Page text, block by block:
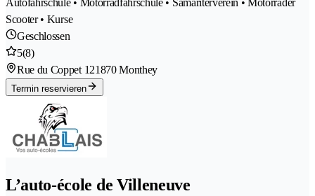
Autofahrschule • Motorradfahrschule • Samariterverein • Motorräder
Scooter • Kurse
Geschlossen
5(8)
Rue du Coppet 121870 Monthey
Termin reservieren
L’auto-école de Villeneuve